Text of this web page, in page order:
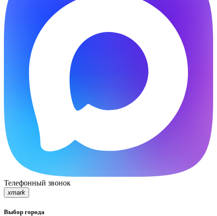
Телефонный звонок
xmark
Выбор города